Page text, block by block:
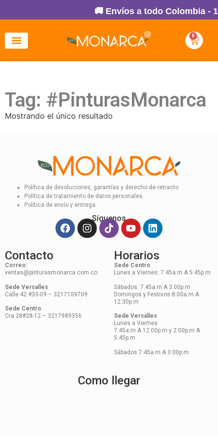
🚚 Envíos a todo Colombia -
0
Tag: #PinturasMonarca
Mostrando el único resultado
Política de devoluciones, garantías y derecho de retracto
Política de tratamiento de datos personales.
Política de envío y entrega.
Síguenos
Contacto
Correo:
ventas@pinturasmonarca.com.co
Sede Versalles
Calle 42 #33-09 – 3217109709
Sede Centro
Cra 28#28-12 – 3217989356
Horarios
Sede Centro
Lunes a Viernes: 7:45a.m A 5:45p.m
Sábados: 7:45a.m A 3:00p.m
Domingos y Festivos 8:00a.m A
12:30p.m
Sede Versalles
Lunes a Viernes
7:45a.m A 12:00p.m y 2:00p.m A
5:45p.m
Sábados 7:45a.m A 3:00p.m
Como llegar